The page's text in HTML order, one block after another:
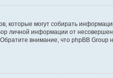
которые могут собирать
личной информации от
внимание, что phpBB Group